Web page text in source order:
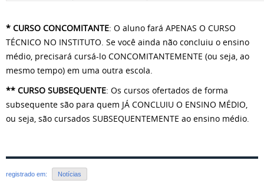
* CURSO CONCOMITANTE: O aluno fará APENAS O CURSO
TÉCNICO NO INSTITUTO. Se você ainda não concluiu o ensino
médio, precisará cursá-lo CONCOMITANTEMENTE (ou seja, ao
mesmo tempo) em uma outra escola.
** CURSO SUBSEQUENTE: Os cursos ofertados de forma
subsequente são para quem JÁ CONCLUIU O ENSINO MÉDIO,
ou seja, são cursados SUBSEQUENTEMENTE ao ensino médio.
registrado em: Notícias